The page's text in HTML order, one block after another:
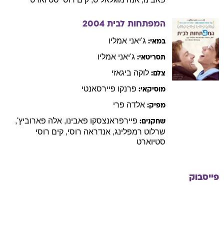
המפתחות לבית 2004
במאי: ג'יאני אמליו
תסריטאי: ג'יאני אמליו
צלם: לוקה ביגאזי
מוסיקאי: פרנקו פיירסאנטי
מפיק: אלדה פרי
שחקנים: פיירפראנצסקו פאבינו, אלה פארוביץ',
שרלוט רמפלינג, אנדראה רוסי, קים רוסי
סטיוארט
פייסבוק